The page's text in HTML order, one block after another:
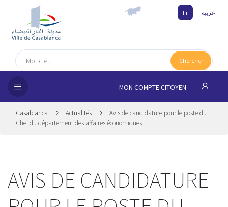
Fr عربية
Chercher
MON COMPTE CITOYEN
Casablanca Actualités
Avis de candidature pour le poste du
Chef du département des affaires économiques
AVIS DE CANDIDATURE